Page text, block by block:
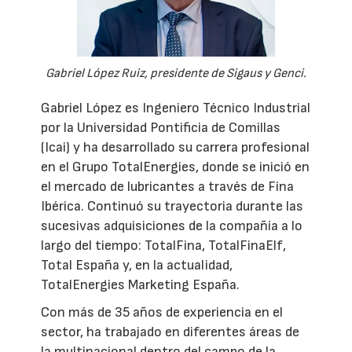
Gabriel López Ruiz, presidente de Sigaus y Genci.
Gabriel López es Ingeniero Técnico Industrial
por la Universidad Pontificia de Comillas
(Icai) y ha desarrollado su carrera profesional
en el Grupo TotalEnergies, donde se inició en
el mercado de lubricantes a través de Fina
Ibérica. Continuó su trayectoria durante las
sucesivas adquisiciones de la compañía a lo
largo del tiempo: TotalFina, TotalFinaElf,
Total España y, en la actualidad,
TotalEnergies Marketing España.
Con más de 35 años de experiencia en el
sector, ha trabajado en diferentes áreas de